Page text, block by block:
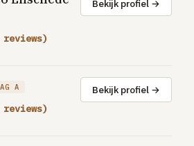
Bekijk profiel →
A Bekijk profiel →